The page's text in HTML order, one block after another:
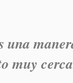
una
muy